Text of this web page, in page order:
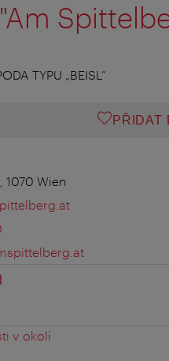
TYPU „BEISL“
PŘIDAT
1070 Wien
v okolí